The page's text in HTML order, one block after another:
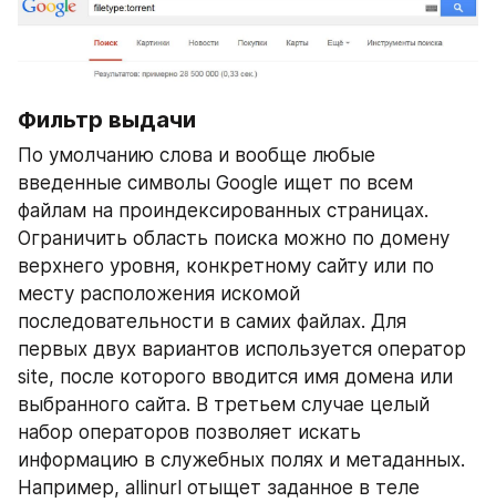
Фильтр выдачи
По умолчанию слова и вообще любые
введенные символы Google ищет по всем
файлам на проиндексированных страницах.
Ограничить область поиска можно по домену
верхнего уровня, конкретному сайту или по
месту расположения искомой
последовательности в самих файлах. Для
первых двух вариантов используется оператор
site, после которого вводится имя домена или
выбранного сайта. В третьем случае целый
набор операторов позволяет искать
информацию в служебных полях и метаданных.
Например, allinurl отыщет заданное в теле